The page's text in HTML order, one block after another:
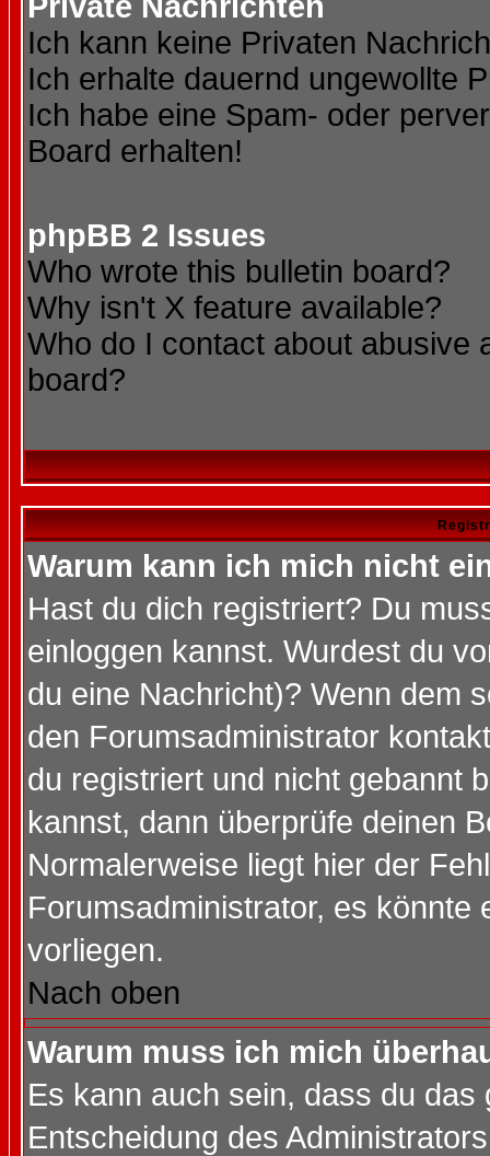
Ich kann keine Privaten
Ich erhalte dauernd ungewollte
Ich habe eine Spam- oder
Board erhalten!
phpBB 2 Issues
Who wrote this bulletin board?
Why isn't X feature available?
Who do I contact about abusive
board?
Warum kann ich mich nicht
Hast du dich registriert? Du
einloggen kannst. Wurdest du
du eine Nachricht)? Wenn dem
den Forumsadministrator
du registriert und nicht gebannt
kannst, dann überprüfe deinen
Normalerweise liegt hier der
Forumsadministrator, es könnte
vorliegen.
Nach oben
Warum muss ich mich
Es kann auch sein, dass du
Entscheidung des